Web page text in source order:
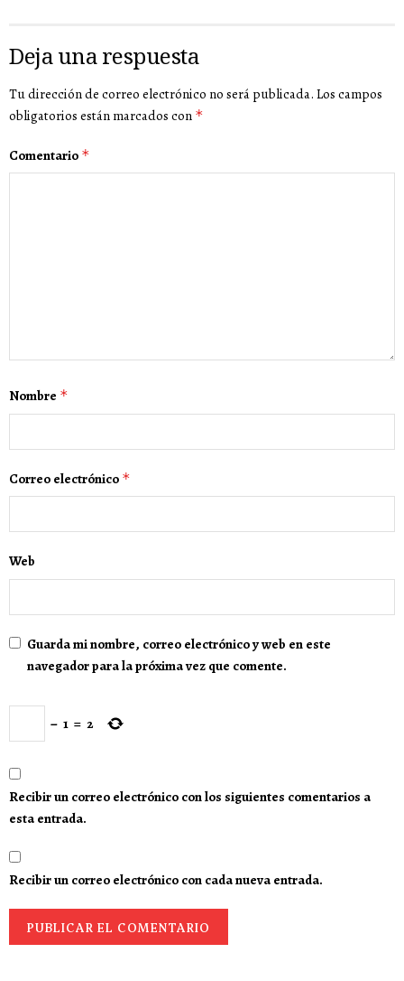
Deja una respuesta
Tu dirección de correo electrónico no será publicada. Los campos
obligatorios están marcados con *
Comentario *
Nombre *
Correo electrónico *
Web
Guarda mi nombre, correo electrónico y web en este
navegador para la próxima vez que comente.
− 1 = 2
Recibir un correo electrónico con los siguientes comentarios a
esta entrada.
Recibir un correo electrónico con cada nueva entrada.